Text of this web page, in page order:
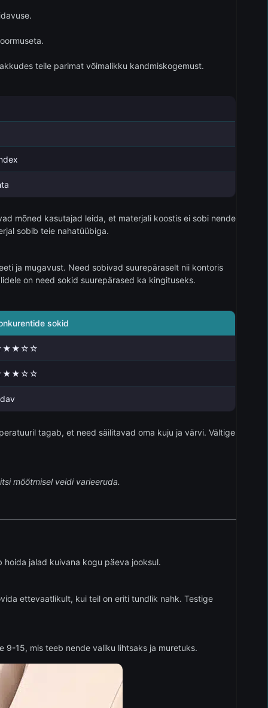
teile parimat võimalikku kandmiskogemust.
mõned kasutajad leida, et materjali koostis ei sobi nende
sobib teie nahatüübiga.
ja mugavust. Need sobivad suurepäraselt nii kontoris
on need sokid suurepärased ka kingituseks.
sokid
tagab, et need säilitavad oma kuju ja värvi. Vältige
mõõtmisel veidi varieeruda.
jalad kuivana kogu päeva jooksul.
ettevaatlikult, kui teil on eriti tundlik nahk. Testige
9-15, mis teeb nende valiku lihtsaks ja muretuks.